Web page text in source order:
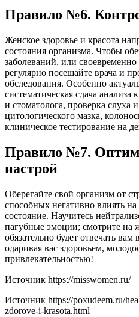
Правило №6.
Женское здоровье и красота
состояния организма. Чтобы
заболеваний, или
регулярно посещайте врача и
обследования. Особенно
систематическая сдача
и стоматолога, проверка слуха
цитологического мазка,
клиническое тестирование на
Правило №7.
настрой
Оберегайте свой организм от
способных негативно влиять
состояние. Научитесь
пагубные эмоции; смотрите на
обязательно будет отвечать
одаривая вас здоровьем,
привлекательностью!
Источник https://misswomen.ru/
Источник https://poxudeem.ru/
zdorove-i-krasota.html